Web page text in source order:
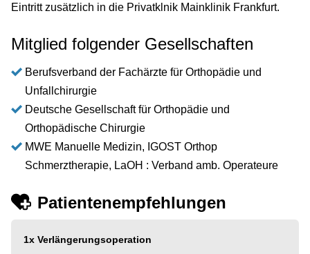
Eintritt zusätzlich in die Privatklnik Mainklinik Frankfurt.
Mitglied folgender Gesellschaften
Berufsverband der Fachärzte für Orthopädie und
Unfallchirurgie
Deutsche Gesellschaft für Orthopädie und
Orthopädische Chirurgie
MWE Manuelle Medizin, IGOST Orthop
Schmerztherapie, LaOH : Verband amb. Operateure
Patientenempfehlungen
1x Verlängerungsoperation